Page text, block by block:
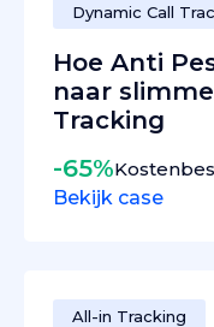
Dynamic Call
Hoe Anti
naar
Tracking
-65%
Bekijk case
All-in Tracking